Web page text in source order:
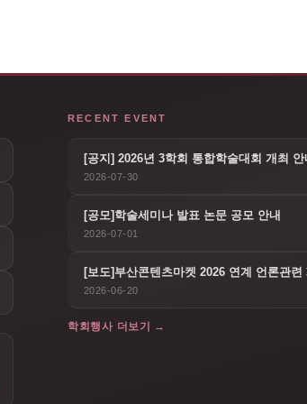
RECENT EVENT
[공지] 2026년 3학회 통합학술대회 개최 안
2026-07-30
[공모]학술세미나 발표 논문 공모 안내
2026-07-01
[보도]부산콘텐츠마켓 2026 연계 언론관
2026-06-20
학회행사 더보기 →